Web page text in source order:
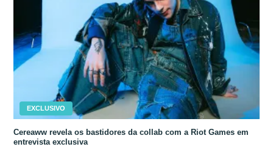
EXCLUSIVO
Cereaww revela os bastidores da collab com a Riot Games em
entrevista exclusiva